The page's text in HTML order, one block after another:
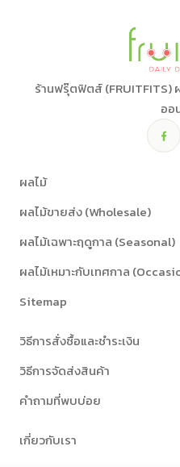
ร้านฟรุ๊ตฟิตส์ (FRUITFITS)
ออ
ผลไม้
ผลไม้ขายส่ง (Wholesale)
ผลไม้เฉพาะฤดูกาล (Seasonal)
ผลไม้เหมาะกับเทศกาล
Sitemap
วิธีการสั่งซื้อและชำระเงิน
วิธีการจัดส่งสินค้า
คำถามที่พบบ่อย
เกี่ยวกับเรา